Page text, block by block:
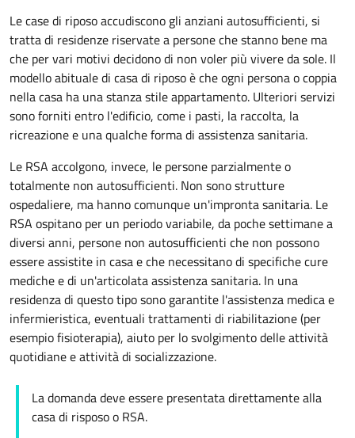
Le case di riposo accudiscono gli anziani autosufficienti, si
tratta di residenze riservate a persone che stanno bene ma
che per vari motivi decidono di non voler più vivere da sole. Il
modello abituale di casa di riposo è che ogni persona o coppia
nella casa ha una stanza stileappartamento. Ulteriori servizi
sono forniti entro l'edificio, come i pasti, la raccolta, la
ricreazione e una qualche forma di assistenza sanitaria.
Le RSA accolgono, invece, le persone parzialmente o
totalmente non autosufficienti. Non sono strutture
ospedaliere, ma hanno comunque un'impronta sanitaria. Le
RSA ospitano per un periodo variabile, da poche settimane a
diversi anni, persone non autosufficienti che non possono
essere assistite in casa e che necessitano di specifiche cure
mediche e di un'articolata assistenza sanitaria. In una
residenza di questo tipo sono garantite l'assistenza medica e
infermieristica, eventuali trattamenti di riabilitazione (per
esempio fisioterapia), aiuto per lo svolgimento delle attività
quotidiane e attività di socializzazione.
La domanda deve essere presentata direttamente alla
casa di risposo o RSA.